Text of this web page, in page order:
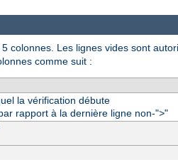
colonnes. Les lignes vides sont
comme suit :
la vérification débute
rapport à la dernière ligne non-">"